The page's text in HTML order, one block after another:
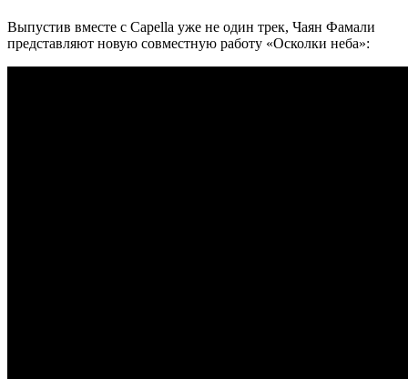
Выпустив вместе с Capella уже не один трек, Чаян Фамали
представляют новую совместную работу «Осколки неба»: